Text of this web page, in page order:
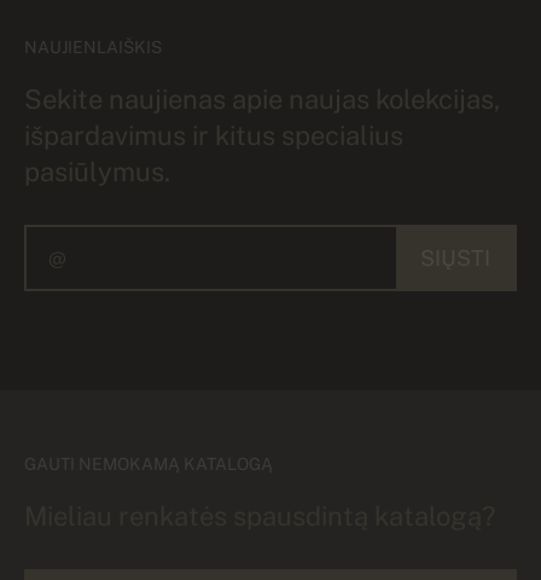
NAUJIENLAIŠKIS
Sekite naujienas apie naujas kolekcijas,
išpardavimus ir kitus specialius
pasiūlymus.
GAUTI NEMOKAMĄ KATALOGĄ